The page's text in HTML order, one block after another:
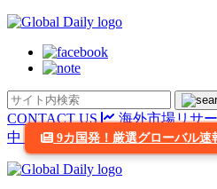
CONTACT US 海外市場リサ
中
9カ国発！厳選グローバル速